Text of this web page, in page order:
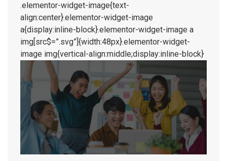
.elementor-widget-image{text-
align:center}.elementor-widget-image
a{display:inline-block}.elementor-widget-image a
img[src$=”.svg”]{width:48px}.elementor-widget-
image img{vertical-align:middle;display:inline-block}